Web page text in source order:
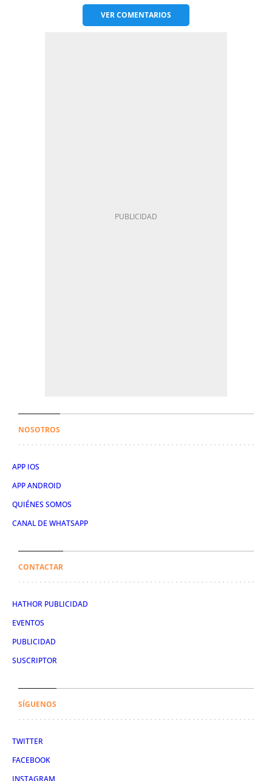
VERCOMENTARIOS
NOSOTROS
APP IOS
APP ANDROID
QUIÉNES SOMOS
CANAL DE WHATSAPP
CONTACTAR
HATHOR PUBLICIDAD
EVENTOS
PUBLICIDAD
SUSCRIPTOR
SÍGUENOS
TWITTER
FACEBOOK